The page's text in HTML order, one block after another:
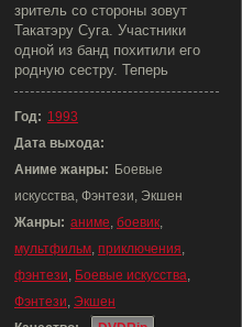
зритель со стороны зовут
Такатэру Суга. Участники
одной из банд похитили его
родную сестру. Теперь
Год: 1993
Дата выхода:
Аниме жанры: Боевые
искусства, Фэнтези, Экшен
Жанры: аниме, боевик,
мультфильм, приключения,
фэнтези, Боевые искусства,
Фэнтези, Экшен